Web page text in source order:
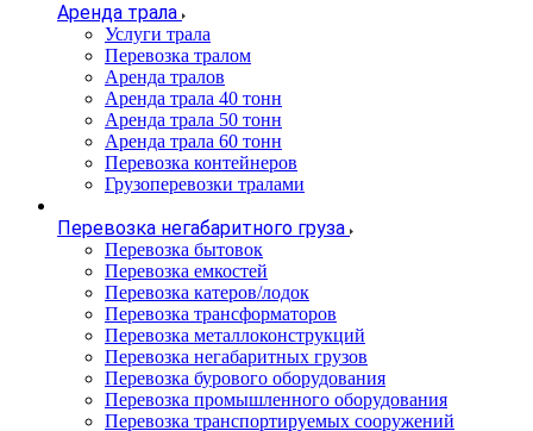
Аренда трала
Услуги трала
Перевозка тралом
Аренда тралов
Аренда трала 40 тонн
Аренда трала 50 тонн
Аренда трала 60 тонн
Перевозка контейнеров
Грузоперевозки тралами
Перевозка негабаритного груза
Перевозка бытовок
Перевозка емкостей
Перевозка катеров/лодок
Перевозка трансформаторов
Перевозка металлоконструкций
Перевозка негабаритных грузов
Перевозка бурового оборудования
Перевозка промышленного оборудования
Перевозка транспортируемых сооружений